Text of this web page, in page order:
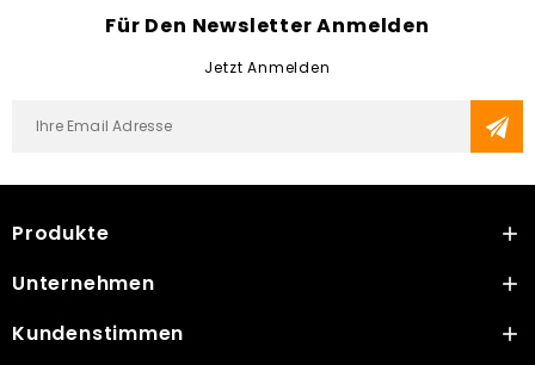
Für Den Newsletter Anmelden
Jetzt Anmelden
Produkte 
Unternehmen 
Kundenstimmen 